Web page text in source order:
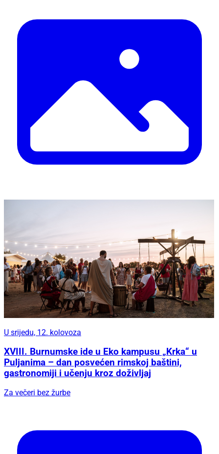
U srijedu, 12. kolovoza
XVIII. Burnumske ide u Eko kampusu „Krka“ u
Puljanima – dan posvećen rimskoj baštini,
gastronomiji i učenju kroz doživljaj
Za večeri bez žurbe